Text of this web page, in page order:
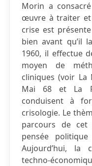
Morin a
œuvre à traiter et
crise est
bien avant qu’il
1960, il effectue
moyen de
cliniques (voir La
Mai 68 et La
conduisent à
crisologie. Le
parcours de
pensée
Aujourd’hui, la
techno-